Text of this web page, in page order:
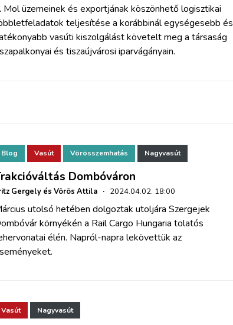
Mol üzemeinek és exportjának köszönhető logisztikai
teljesítése a korábbinál egységesebb és
vasúti kiszolgálást követelt meg a társaság
és tiszaújvárosi iparvágányain.
Blog Vasút Vörösszemhatás Nagyvasút
Dombóváron
Gergely és Vörös Attila · 2024.04.02. 18:00
utolsó hetében dolgoztak utoljára Szergejek
környékén a Rail Cargo Hungaria tolatós
élén. Napról-napra lekövettük az
Vasút Nagyvasút